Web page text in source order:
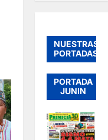
NUESTRAS
PORTADAS
PORTADA
JUNIN